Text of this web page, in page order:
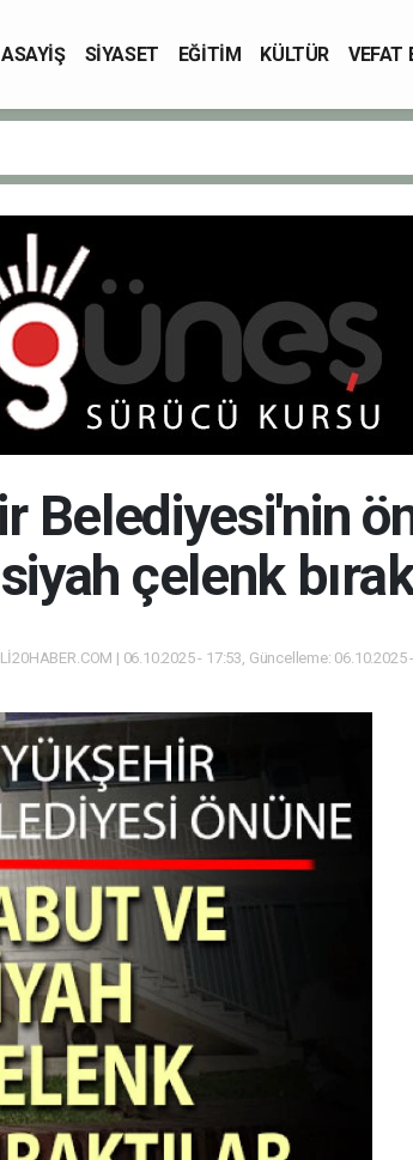
ASAYİŞ SİYASET EĞİTİM KÜLTÜR VEFAT
Belediyesi'nin
çelenk
| 06.10.2025 - 17:53, Güncelleme: 06.10.2025